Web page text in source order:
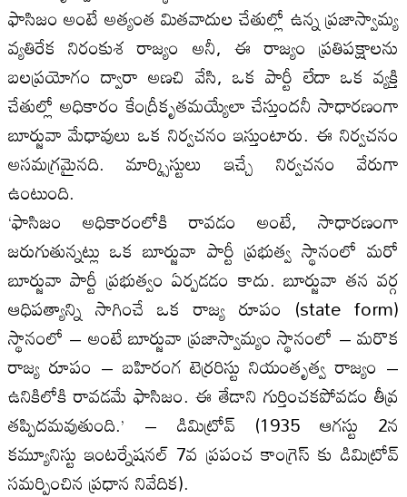
ఫాసిజం అంటే అత్యంత మితవాదుల చేతుల్లో ఉన్న ప్రజాస్వామ్య
వ్యతిరేక నిరంకుశ రాజ్యం అనీ, ఈ రాజ్యం ప్రతిపక్షాలను
బలప్రయోగం ద్వారా అణచి వేసి, ఒక పార్టీ లేదా ఒక వ్యక్తి
చేతుల్లో అధికారం కేంద్రీకృతమయ్యేలా చేస్తుందనీ సాధారణంగా
బూర్జువా మేధావులు ఒక నిర్వచనం ఇస్తుంటారు. ఈ నిర్వచనం
అసమగ్రమైనది. మార్క్సిస్టులు ఇచ్చే నిర్వచనం వేరుగా
ఉంటుంది.
‘ఫాసిజం అధికారంలోకి రావడం అంటే, సాధారణంగా
జరుగుతున్నట్లు ఒక బూర్జువా పార్టీ ప్రభుత్వ స్థానంలో మరో
బూర్జువా పార్టీ ప్రభుత్వం ఏర్పడడం కాదు. బూర్జువా తన వర్గ
ఆధిపత్యాన్ని సాగించే ఒక రాజ్య రూపం (state form)
స్థానంలో – అంటే బూర్జువా ప్రజాస్వామ్యం స్థానంలో – మరొక
రాజ్య రూపం – బహిరంగ టెర్రరిస్టు నియంతృత్వ రాజ్యం –
ఉనికిలోకి రావడమే ఫాసిజం. ఈ తేడాని గుర్తించకపోవడం తీవ్ర
తప్పిదమవుతుంది.’ – డిమిట్రోవ్ (1935 ఆగస్టు 2న
కమ్యూనిస్టు ఇంటర్నేషనల్ 7వ ప్రపంచ కాంగ్రెస్ కు డిమిట్రోవ్
సమర్పించిన ప్రధాన నివేదిక).